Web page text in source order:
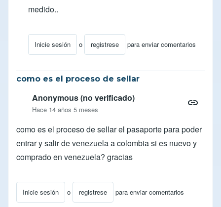
medido..
Inicie sesión o registrese para enviar comentarios
En respuesta a ¿Cuándo se reanudará el censo?
como es el proceso de sellar
Anonymous (no verificado)
Hace 14 años 5 meses
como es el proceso de sellar el pasaporte para poder
entrar y salir de venezuela a colombia si es nuevo y
comprado en venezuela? gracias
Inicie sesión o registrese para enviar comentarios